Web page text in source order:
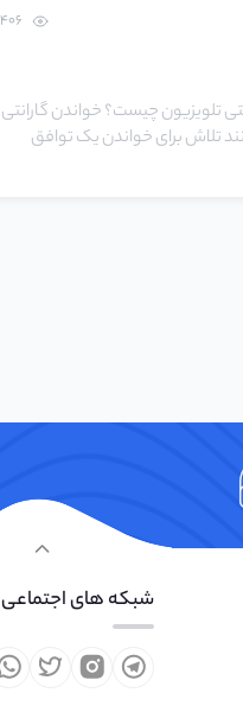
تلویزیون چیست؟ خواندن گارانتی
تلاش برای خواندن یک توافق
شبکه های اجتماعی